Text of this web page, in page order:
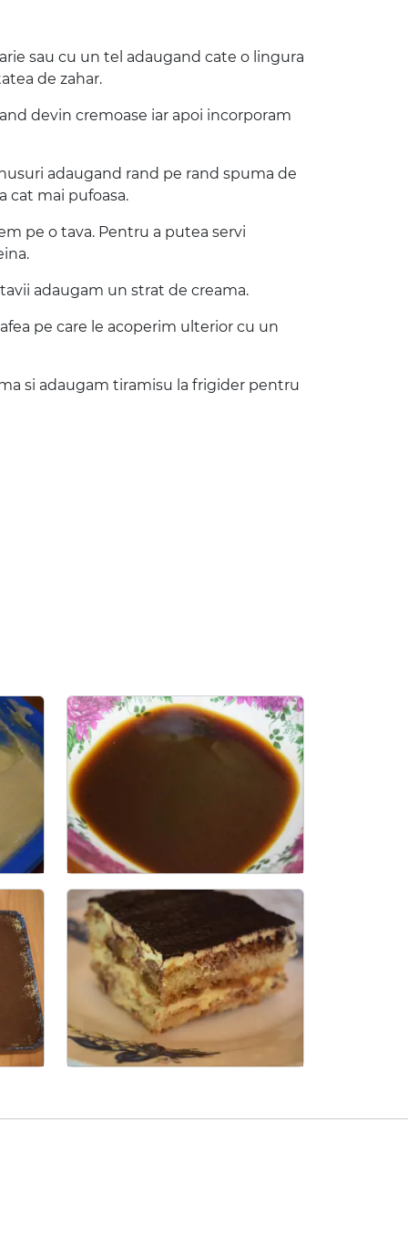
sau cu un tel adaugand cate o lingura
de zahar.
devin cremoase iar apoi incorporam
adaugand rand pe rand spuma de
cat mai pufoasa.
pe o tava. Pentru a putea servi
adaugam un strat de creama.
pe care le acoperim ulterior cu un
si adaugam tiramisu la frigider pentru